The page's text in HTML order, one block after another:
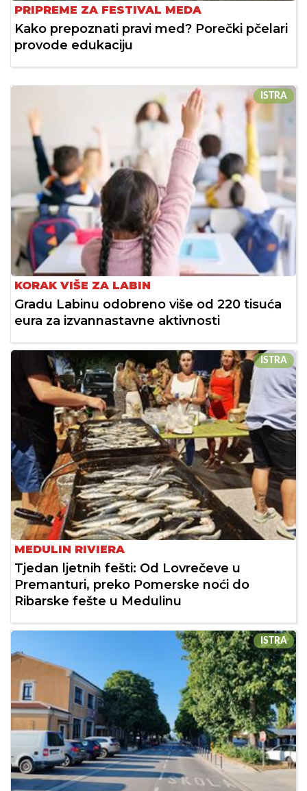
PRIPREME ZA FESTIVAL MEDA
Kako prepoznati pravi med? Porečki pčelari
provode edukaciju
ISTRA
KORAK VIŠE ZA LABIN
Gradu Labinu odobreno više od 220 tisuća
eura za izvannastavne aktivnosti
ISTRA
MEDULIN RIVIERA
Tjedan ljetnih fešti: Od Lovrečeve u
Premanturi, preko Pomerske noći do
Ribarske fešte u Medulinu
ISTRA